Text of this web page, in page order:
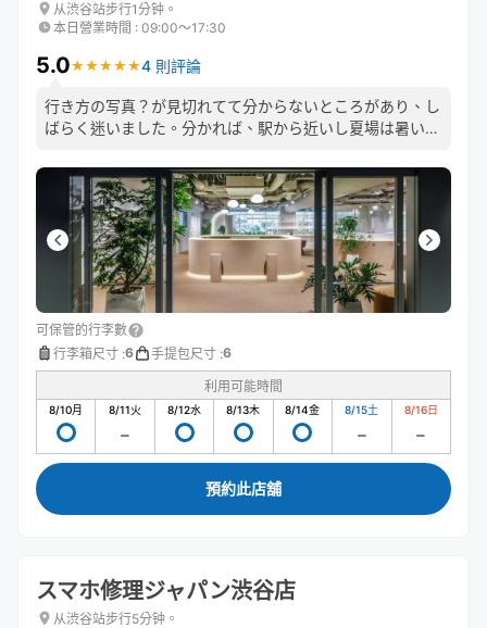
从渋谷站步行1分钟。
本日營業時間 : 09:00〜17:30
5.0★ ★ ★ ★ ★
★ ★ ★ ★ ★4 則評論
行き方の写真？が見切れてて分からないところがあり、し
ばらく迷いました。分かれば、駅から近いし夏場は暑い外
な対応でした。
可保管的行李數
行李箱尺寸 :6 手提包尺寸 :6
利用可能時間
8/10月 8/11火 8/12水 8/13木 8/14金 8/15土 8/16日
預約此店舖
スマホ修理ジャパン渋谷店
从渋谷站步行5分钟。